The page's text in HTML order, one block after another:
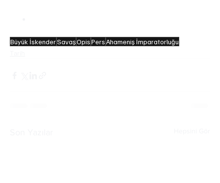
Büyük İskenderSavaşOpisPersAhameniş İmparatorluğu